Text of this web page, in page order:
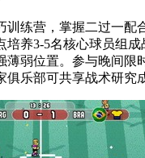
训练营，掌握二过一配
培养3-5名核心球员组
薄弱位置。参与晚间限
乐部可共享战术研究